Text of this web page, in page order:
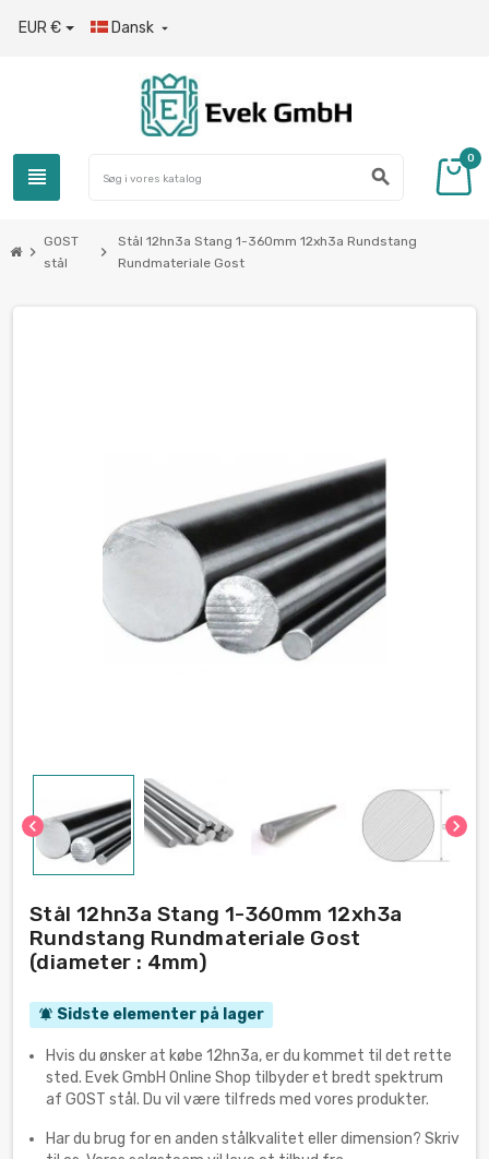
EUR € Dansk 
view_headline search
0
chevron_right
GOST
stål
chevron_right
Stål 12hn3a Stang 1-360mm 12xh3a Rundstang
Rundmateriale Gost
chevron_left chevron_right
Stål 12hn3a Stang 1-360mm 12xh3a
Rundstang Rundmateriale Gost
(diameter : 4mm)
notifications_active Sidste elementer på lager
Hvis du ønsker at købe 12hn3a, er du kommet til det rette
sted. Evek GmbH Online Shop tilbyder et bredt spektrum
af GOST stål. Du vil være tilfreds med vores produkter.
Har du brug for en anden stålkvalitet eller dimension? Skriv